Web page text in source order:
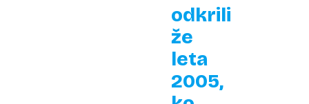
odkrili
že
leta
2005,